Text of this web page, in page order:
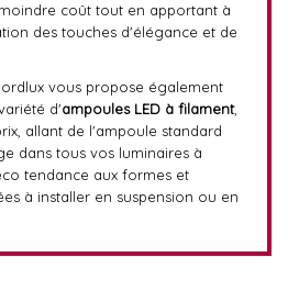
coût tout en apportant à
des touches d'élégance et de
vous propose également
d'ampoules LED à filament,
allant de l'ampoule standard
dans tous vos luminaires à
tendance aux formes et
à installer en suspension ou en